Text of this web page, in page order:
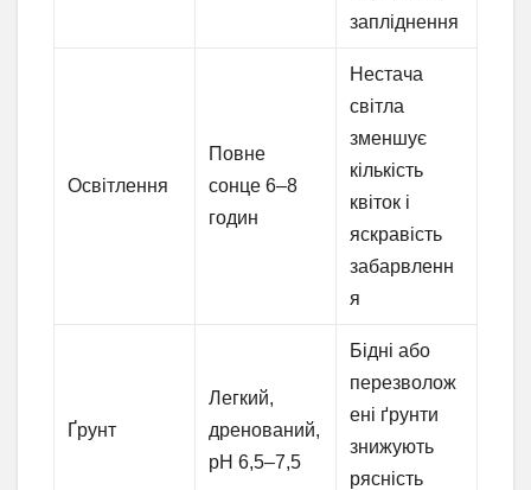
запліднення
Освітлення
Повне
сонце 6–8
годин
Нестача
світла
зменшує
кількість
квіток і
яскравість
забарвленн
я
Ґрунт
Легкий,
дренований,
pH 6,5–7,5
Бідні або
перезволож
ені ґрунти
знижують
рясність